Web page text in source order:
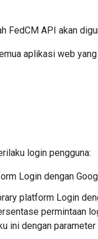
FedCM API akan
aplikasi web
login pengguna:
Login dengan
platform Login
permintaan
ini dengan parameter